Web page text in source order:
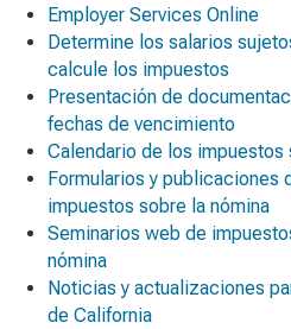
Employer Services Online
Determine los salarios
calcule los impuestos
Presentación de
fechas de vencimiento
Calendario de los impuestos
Formularios y publicaciones
impuestos sobre la nómina
Seminarios web de
nómina
Noticias y actualizaciones
de California